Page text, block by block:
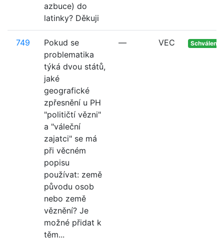
azbuce) do
latinky? Děkuji
749
Pokud se
problematika
týká dvou států,
jaké
geografické
zpřesnění u PH
"političtí vězni"
a "váleční
zajatci" se má
při věcném
popisu
používat: země
původu osob
nebo země
věznění? Je
možné přidat k
těm...
— VEC Schváleno